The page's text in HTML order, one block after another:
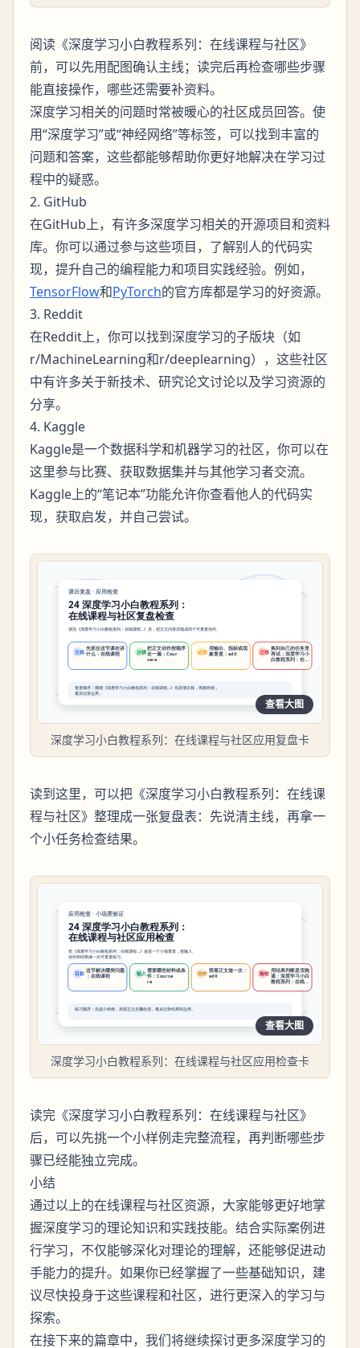
阅读《深度学习小白教程系列：在线课程与社区》
前，可以先用配图确认主线；读完后再检查哪些步骤
能直接操作，哪些还需要补资料。
深度学习相关的问题时常被暖心的社区成员回答。使
用“深度学习”或“神经网络”等标签，可以找到丰富的
问题和答案，这些都能够帮助你更好地解决在学习过
程中的疑惑。
2. GitHub
在GitHub上，有许多深度学习相关的开源项目和资料
库。你可以通过参与这些项目，了解别人的代码实
现，提升自己的编程能力和项目实践经验。例如，
TensorFlow和PyTorch的官方库都是学习的好资源。
3. Reddit
在Reddit上，你可以找到深度学习的子版块（如
r/MachineLearning和r/deeplearning），这些社区
中有许多关于新技术、研究论文讨论以及学习资源的
分享。
4. Kaggle
Kaggle是一个数据科学和机器学习的社区，你可以在
这里参与比赛、获取数据集并与其他学习者交流。
Kaggle上的“笔记本”功能允许你查看他人的代码实
现，获取启发，并自己尝试。
查看大图
深度学习小白教程系列：在线课程与社区应用复盘卡
读到这里，可以把《深度学习小白教程系列：在线课
程与社区》整理成一张复盘表：先说清主线，再拿一
个小任务检查结果。
查看大图
深度学习小白教程系列：在线课程与社区应用检查卡
读完《深度学习小白教程系列：在线课程与社区》
后，可以先挑一个小样例走完整流程，再判断哪些步
骤已经能独立完成。
小结
通过以上的在线课程与社区资源，大家能够更好地掌
握深度学习的理论知识和实践技能。结合实际案例进
行学习，不仅能够深化对理论的理解，还能够促进动
手能力的提升。如果你已经掌握了一些基础知识，建
议尽快投身于这些课程和社区，进行更深入的学习与
探索。
在接下来的篇章中，我们将继续探讨更多深度学习的